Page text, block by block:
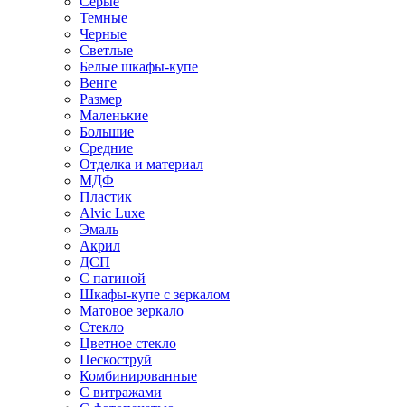
Темные
Черные
Светлые
Белые шкафы-купе
Венге
Размер
Маленькие
Большие
Средние
Отделка и материал
МДФ
Пластик
Alvic Luxe
Эмаль
Акрил
ДСП
С патиной
Шкафы-купе с зеркалом
Матовое зеркало
Стекло
Цветное стекло
Пескоструй
Комбинированные
С витражами